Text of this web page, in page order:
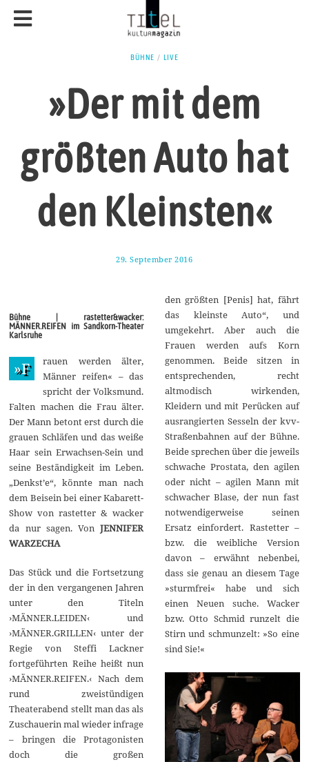
BÜHNE / LIVE
»Der mit dem
größten Auto hat
den Kleinsten«
29. September 2016
t
o
b
e
r
2
0
1
Bühne | rastetter&wacker:
MÄNNER.REIFEN im Sandkorn-Theater
Karlsruhe
»F
rauen werden älter,
Männer reifen« – das
spricht der Volksmund.
Falten machen die Frau älter.
Der Mann betont erst durch die
grauen Schläfen und das weiße
Haar sein Erwachsen-Sein und
seine Beständigkeit im Leben.
„Denkst’e“, könnte man nach
dem Beisein bei einer Kabarett-
Show von rastetter & wacker
da nur sagen. VonJENNIFER
WARZECHA
Das Stück und die Fortsetzung
der in den vergangenen Jahren
unter den Titeln
›MÄNNER.LEIDEN‹ und
›MÄNNER.GRILLEN‹ unter der
Regie von Steffi Lackner
fortgeführten Reihe heißt nun
›MÄNNER.REIFEN.‹ Nach dem
rund zweistündigen
Theaterabend stellt man das als
Zuschauerin mal wieder infrage
– bringen die Protagonisten
doch die großen
den größten [Penis] hat, fährt
das kleinste Auto“, und
umgekehrt. Aber auch die
Frauen werden aufs Korn
genommen. Beide sitzen in
entsprechenden, recht
altmodisch wirkenden,
Kleidern und mit Perücken auf
ausrangierten Sesseln der kvv-
Straßenbahnen auf der Bühne.
Beide sprechen über die jeweils
schwache Prostata, den agilen
oder nicht – agilen Mann mit
schwacher Blase, der nun fast
notwendigerweise seinen
Ersatz einfordert. Rastetter –
bzw. die weibliche Version
davon – erwähnt nebenbei,
dass sie genau an diesem Tage
»sturmfrei« habe und sich
einen Neuen suche. Wacker
bzw. Otto Schmid runzelt die
Stirn und schmunzelt: »So eine
sind Sie!«